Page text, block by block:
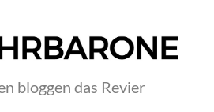
bloggen das Revier